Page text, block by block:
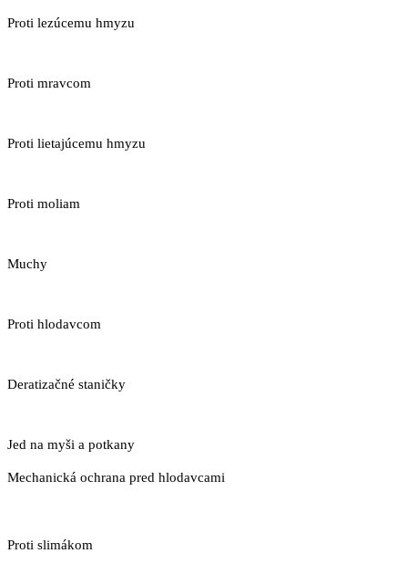
Proti lezúcemu hmyzu
Proti mravcom
Proti lietajúcemu hmyzu
Proti moliam
Muchy
Proti hlodavcom
Deratizačné staničky
Jed na myši a potkany
Mechanická ochrana pred hlodavcami
Proti slimákom